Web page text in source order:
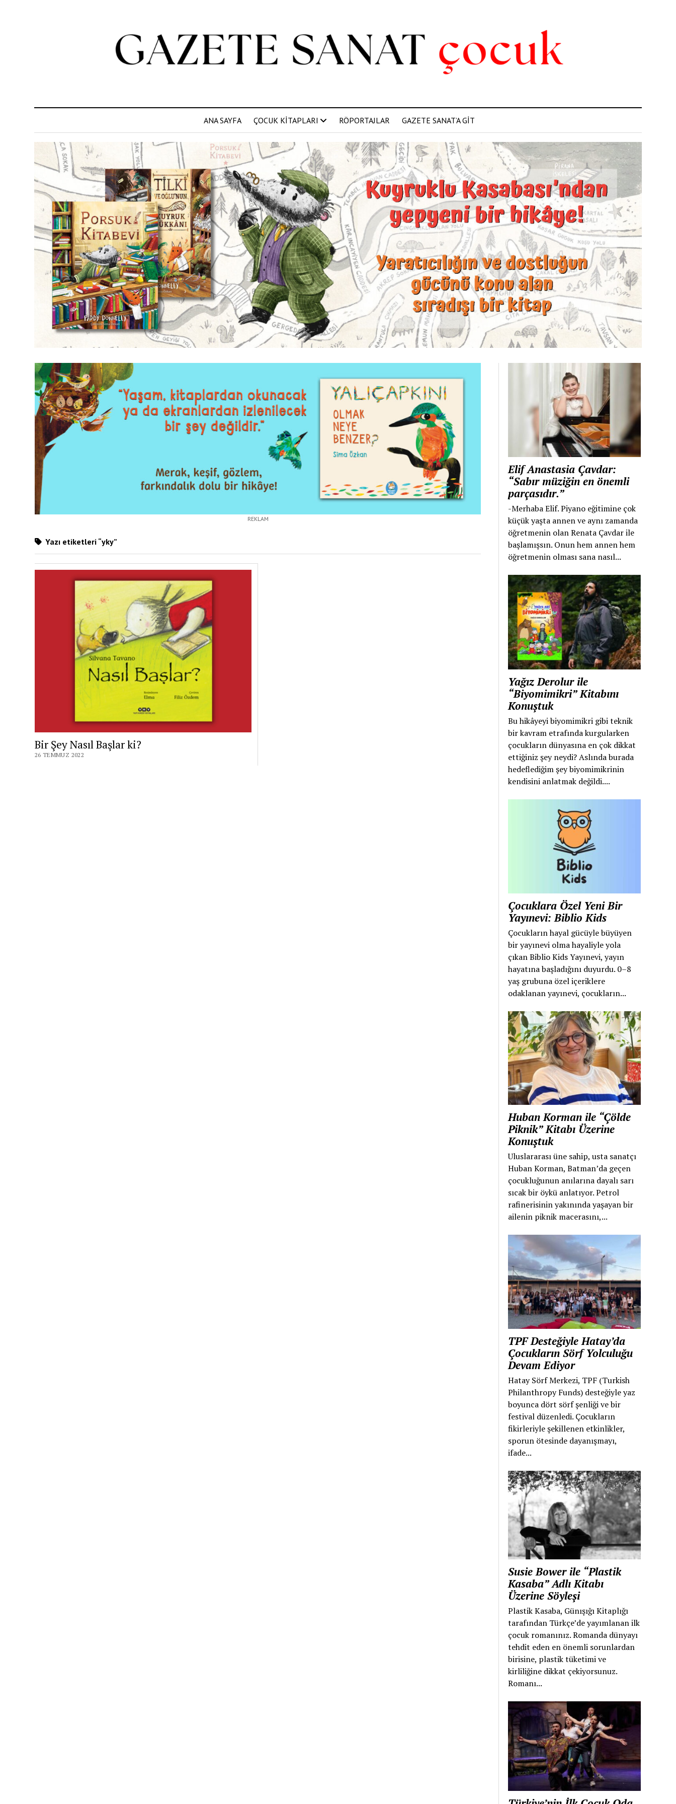
ANA SAYFA ÇOCUK KİTAPLARI RÖPORTAJLAR GAZETE SANAT’A GİT
REKLAM
Yazı etiketleri “yky”
Bir Şey Nasıl Başlar ki?
26 TEMMUZ 2022
Elif Anastasia Çavdar:
“Sabır müziğin en önemli
parçasıdır.”
-Merhaba Elif. Piyano eğitimine çok
küçük yaşta annen ve aynı zamanda
öğretmenin olan Renata Çavdar ile
başlamışsın. Onun hem annen hem
öğretmenin olması sana nasıl...
Yağız Derolur ile
“Biyomimikri” Kitabını
Konuştuk
Bu hikâyeyi biyomimikri gibi teknik
bir kavram etrafında kurgularken
çocukların dünyasına en çok dikkat
ettiğiniz şey neydi? Aslında burada
hedeflediğim şey biyomimikrinin
kendisini anlatmak değildi....
Çocuklara Özel Yeni Bir
Yayınevi: Biblio Kids
Çocukların hayal gücüyle büyüyen
bir yayınevi olma hayaliyle yola
çıkan Biblio Kids Yayınevi, yayın
hayatına başladığını duyurdu. 0–8
yaş grubuna özel içeriklere
odaklanan yayınevi, çocukların...
Huban Korman ile “Çölde
Piknik” Kitabı Üzerine
Konuştuk
Uluslararası üne sahip, usta sanatçı
Huban Korman, Batman’da geçen
çocukluğunun anılarına dayalı sarı
sıcak bir öykü anlatıyor. Petrol
rafinerisinin yakınında yaşayan bir
ailenin piknik macerasını,...
TPF Desteğiyle Hatay’da
Çocukların Sörf Yolculuğu
Devam Ediyor
Hatay Sörf Merkezi, TPF (Turkish
Philanthropy Funds) desteğiyle yaz
boyunca dört sörf şenliği ve bir
festival düzenledi. Çocukların
fikirleriyle şekillenen etkinlikler,
sporun ötesinde dayanışmayı,
ifade...
Susie Bower ile “Plastik
Kasaba” Adlı Kitabı
Üzerine Söyleşi
Plastik Kasaba, Günışığı Kitaplığı
tarafından Türkçe’de yayımlanan ilk
çocuk romanınız. Romanda dünyayı
tehdit eden en önemli sorunlardan
birisine, plastik tüketimi ve
kirliliğine dikkat çekiyorsunuz.
Romanı...